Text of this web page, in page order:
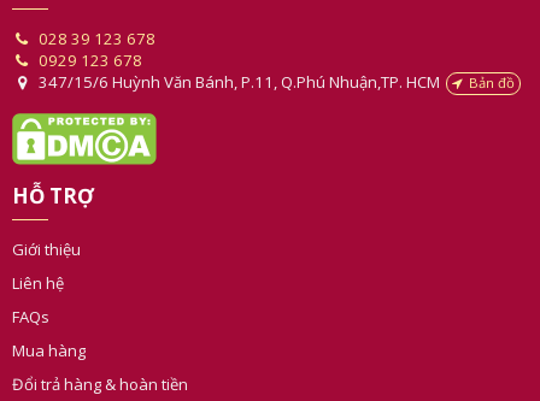
028 39 123 678
0929 123 678
347/15/6 Huỳnh Văn Bánh, P.11, Q.Phú Nhuận,TP. HCM
Bản đồ
HỖ TRỢ
Giới thiệu
Liên hệ
FAQs
Mua hàng
Đổi trả hàng & hoàn tiền